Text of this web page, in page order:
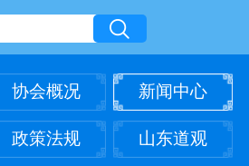
协会概况 新闻中心
政策法规 山东道观